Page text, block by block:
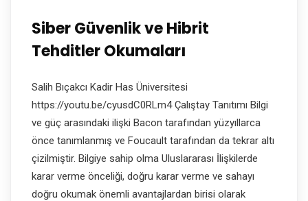
Siber Güvenlik ve Hibrit
Tehditler Okumaları
Salih Bıçakcı Kadir Has Üniversitesi
https://youtu.be/cyusdC0RLm4 Çalıştay Tanıtımı Bilgi
ve güç arasındaki ilişki Bacon tarafından yüzyıllarca
önce tanımlanmış ve Foucault tarafından da tekrar altı
çizilmiştir. Bilgiye sahip olma Uluslararası İlişkilerde
karar verme önceliği, doğru karar verme ve sahayı
doğru okumak önemli avantajlardan birisi olarak